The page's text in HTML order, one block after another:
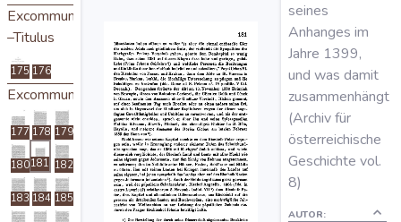
Mapy
O projektu
Autoři
Excommunikation
–Titulus
175 176
Excommunikation
177 178 179
180181 182
183 184 185
seines
Anhanges im
Jahre 1399,
und was damit
zusammenhängt
(Archiv für
österreichische
Geschichte vol.
8)
AUTOR: